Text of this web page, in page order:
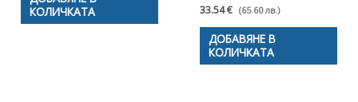
КОЛИЧКАТА
33.54 € (65.60 лв.)
ДОБАВЯНЕ В
КОЛИЧКАТА